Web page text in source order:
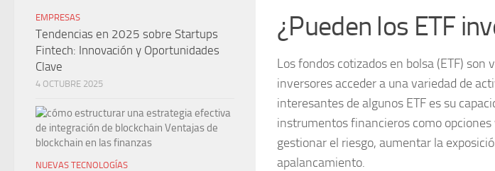
¿Pueden los ETF
Losfondos cotizados en bolsa (ETF) son
inversores acceder a una variedad de
interesantes de algunos ETF es su
instrumentos financieros como
gestionar el riesgo, aumentar la
apalancamiento.
EMPRESAS
Tendencias en 2025 sobre Startups
Fintech: Innovación y Oportunidades
Clave
4 OCTUBRE 2025
NUEVAS TECNOLOGÍAS